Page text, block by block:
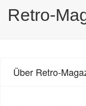
Retro-
Über Retro-